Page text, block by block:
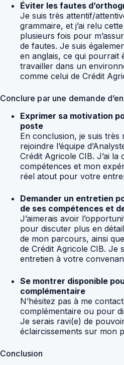
Éviter les fautes
Je suis très attentif/
grammaire, et j’ai relu
plusieurs fois pour
de fautes. Je suis
en anglais, ce qui pourrait
travailler dans un
comme celui de Crédit
Conclure par une demande
Exprimer sa motivation
poste
En conclusion, je suis très
rejoindre l’équipe
Crédit Agricole CIB. J’ai la
compétences et mon
réel atout pour votre
Demander un entretien
de ses compétences et
J’aimerais avoir
pour discuter plus en
de mon parcours, ainsi
de Crédit Agricole CIB. Je
entretien à votre
Se montrer disponible
complémentaire
N’hésitez pas à me
complémentaire ou pour
Je serais ravi(e) de
éclaircissements sur mon
Conclusion